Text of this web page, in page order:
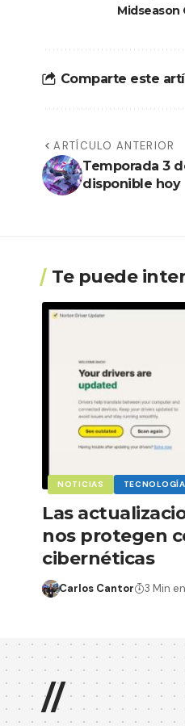
Midseason
Comparte este
ARTÍCULO ANTERIOR
Temporada 3
disponible hoy
Te puede
NOTICIAS TECNOLOGÍA
Las
nos protegen
cibernéticas
Carlos Cantor 3 Min
//